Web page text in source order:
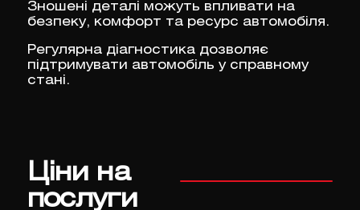
Зношені деталі можуть впливати на
безпеку, комфорт та ресурс автомобіля.
Регулярна діагностика дозволяє
підтримувати автомобіль у справному
стані.
Ціни на
послуги